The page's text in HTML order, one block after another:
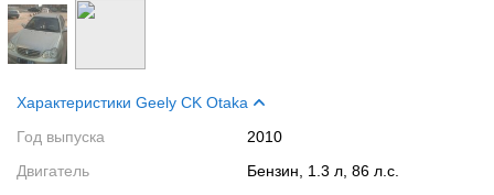
Характеристики Geely CK Otaka
Год выпуска
2010
Двигатель
Бензин, 1.3 л, 86 л.с.